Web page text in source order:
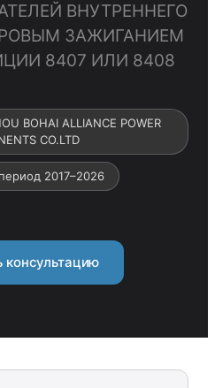
ВНУТРЕННЕГО
ЗАЖИГАНИЕМ
8407 ИЛИ 8408
BOHAI ALLIANCE POWER
CO.LTD
2017–2026
консультацию